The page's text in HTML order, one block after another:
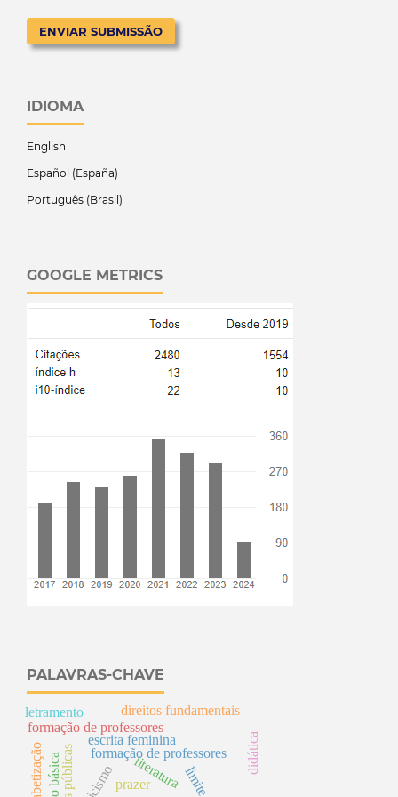
ENVIAR SUBMISSÃO
IDIOMA
English
Español (España)
Português (Brasil)
GOOGLE METRICS
PALAVRAS-CHAVE
s formação de professores
literatura
escrita feminina
formação de professores
letramento direitos fundamentais
alfabetização didática
prazer limite